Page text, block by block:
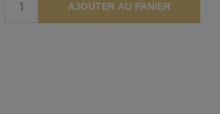
AJOUTER AU PANIER